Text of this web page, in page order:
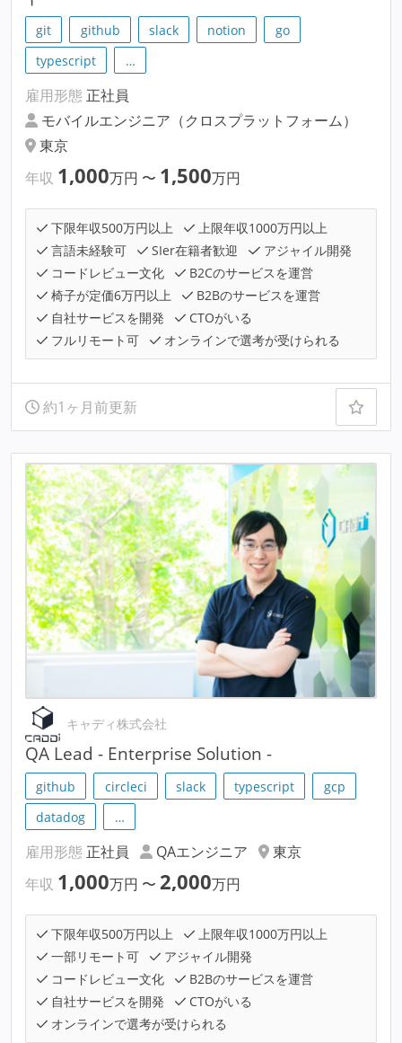
git github slack notion
go
typescript
…
雇用形態 正社員
モバイルエンジニア（クロスプラットフォーム）
東京
年収 1,000万円 〜 1,500万円
下限年収500万円以上
上限年収1000万円以上
言語未経験可
SIer在籍者歓迎
アジャイル開発
コードレビュー文化
B2Cのサービスを運営
椅子が定価6万円以上
B2Bのサービスを運営
自社サービスを開発
CTOがいる
フルリモート可
オンラインで選考が受けられる
約1ヶ月前更新
キャディ株式会社
QA Lead - Enterprise Solution -
github circleci slack typescript
gcp
datadog
…
雇用形態 正社員 QAエンジニア
東京
年収 1,000万円 〜 2,000万円
下限年収500万円以上
上限年収1000万円以上
一部リモート可
アジャイル開発
コードレビュー文化
B2Bのサービスを運営
自社サービスを開発
CTOがいる
オンラインで選考が受けられる